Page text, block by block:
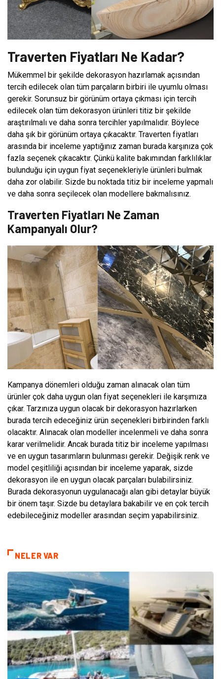
Traverten Fiyatları Ne Kadar?
Mükemmel bir şekilde dekorasyon hazırlamak açısından
tercih edilecek olan tüm parçaların birbiri ile uyumlu olması
gerekir. Sorunsuz bir görünüm ortaya çıkması için tercih
edilecek olan tüm dekorasyon ürünleri titiz bir şekilde
araştırılmalı ve daha sonra tercihler yapılmalıdır. Böylece
daha şık bir görünüm ortaya çıkacaktır. Traverten fiyatları
arasında bir inceleme yaptığınız zaman burada karşınıza çok
fazla seçenek çıkacaktır. Çünkü kalite bakımından farklılıklar
bulunduğu için uygun fiyat seçenekleriyle ürünleri bulmak
daha zor olabilir. Sizde bu noktada titiz bir inceleme yapmalı
ve daha sonra seçilecek olan modellere bakmalısınız.
Traverten Fiyatları Ne Zaman
Kampanyalı Olur?
Kampanya dönemleri olduğu zaman alınacak olan tüm
ürünler çok daha uygun olan fiyat seçenekleri ile karşımıza
çıkar. Tarzınıza uygun olacak bir dekorasyon hazırlarken
burada tercih edeceğiniz ürün seçenekleri birbirinden farklı
olacaktır. Alınacak olan modeller incelenmeli ve daha sonra
karar verilmelidir. Ancak burada titiz bir inceleme yapılması
ve en uygun tasarımların bulunması gerekir. Değişik renk ve
model çeşitliliği açısından bir inceleme yaparak, sizde
dekorasyon ile en uygun olacak parçaları bulabilirsiniz.
Burada dekorasyonun uygulanacağı alan gibi detaylar büyük
bir önem taşır. Sizde bu detaylara bakabilir ve en çok tercih
edebileceğiniz modeller arasından seçim yapabilirsiniz.
NELER VAR